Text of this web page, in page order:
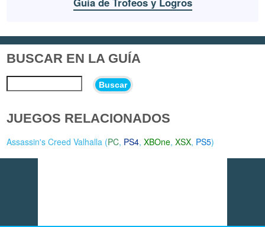
BUSCAR EN LA GUÍA
Buscar
JUEGOS RELACIONADOS
Assassin's Creed Valhalla (PC, PS4,XBOne,XSX, PS5)